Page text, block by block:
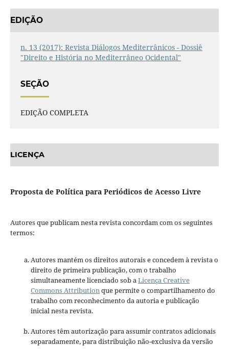
EDIÇÃO
n. 13 (2017): Revista Diálogos Mediterrânicos - Dossiê
"Direito e História no Mediterrâneo Ocidental"
SEÇÃO
EDIÇÃO COMPLETA
LICENÇA
Proposta de Política para Periódicos de Acesso Livre
Autores que publicam nesta revista concordam com os seguintes
termos:
Autores mantém os direitos autorais e concedem à revista o
direito de primeira publicação, com o trabalho
simultaneamente licenciado sob a Licença Creative
Commons Attribution que permite o compartilhamento do
trabalho com reconhecimento da autoria e publicação
inicial nesta revista.
Autores têm autorização para assumir contratos adicionais
separadamente, para distribuição não-exclusiva da versão